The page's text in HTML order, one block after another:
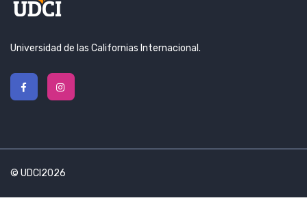
Universidad de las Californias Internacional.
© UDCI2026